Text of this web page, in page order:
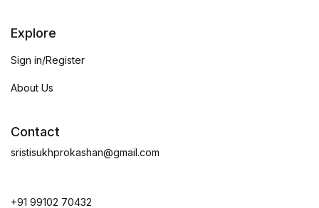
Explore
Sign in/Register
About Us
Contact
sristisukhprokashan@gmail.com
+91 99102 70432